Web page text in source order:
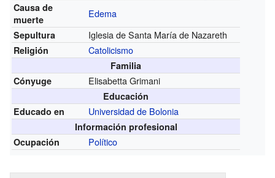
Causa de
muerte
Edema
Sepultura Iglesia de Santa María de Nazareth
Religión Catolicismo
Familia
Cónyuge
Elisabetta Grimani
Educación
Educado en
Universidad de Bolonia
Información profesional
Ocupación
Político